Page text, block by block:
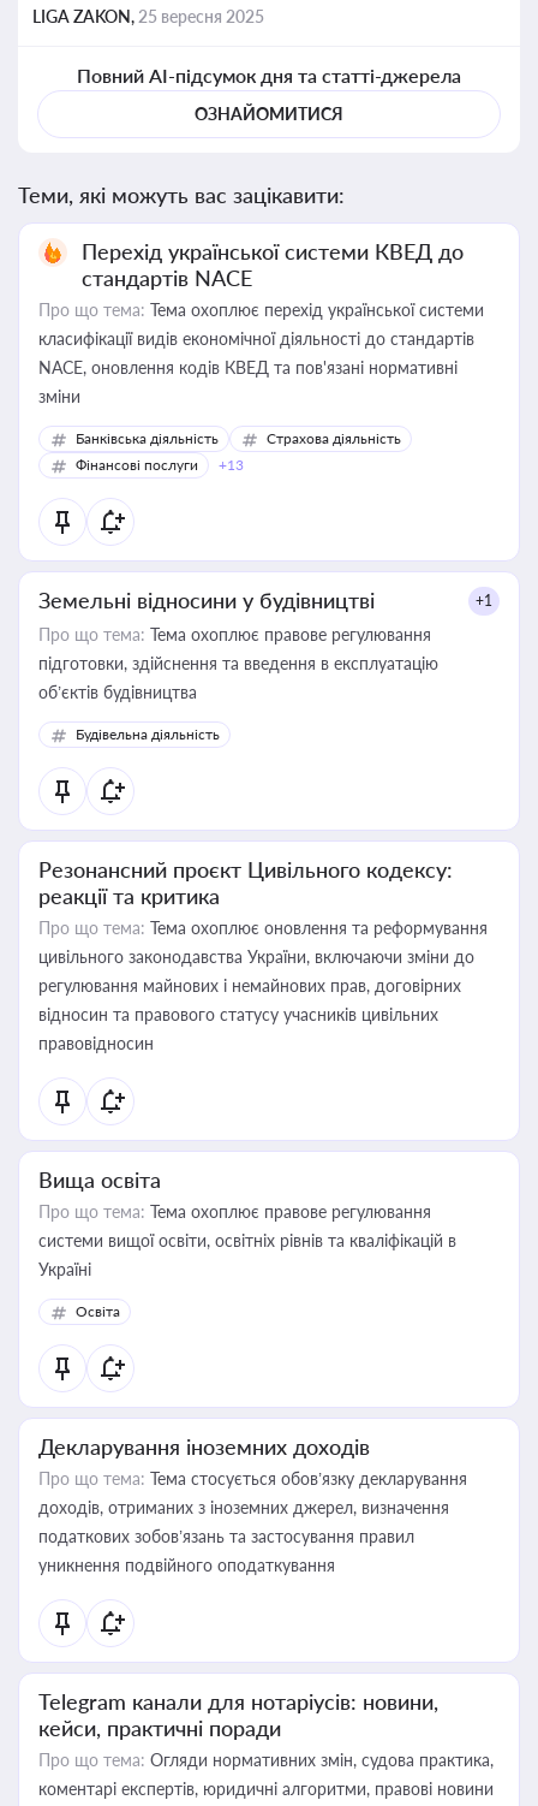
LIGA ZAKON, 25 вересня 2025
Повний AI-підсумок дня та статті-джерела
ОЗНАЙОМИТИСЯ
Теми, які можуть вас зацікавити:
Перехід української системи КВЕД до
стандартів NACE
Про що тема: Тема охоплює перехід української системи
класифікації видів економічної діяльності до стандартів
NACE, оновлення кодів КВЕД та пов'язані нормативні
зміни
Банківська діяльність
Страхова діяльність
Фінансові послуги
+13
Земельні відносини у будівництві +1
Про що тема: Тема охоплює правове регулювання
підготовки, здійснення та введення в експлуатацію
об’єктів будівництва
Будівельна діяльність
Резонансний проєкт Цивільного кодексу:
реакції та критика
Про що тема: Тема охоплює оновлення та реформування
цивільного законодавства України, включаючи зміни до
регулювання майнових і немайнових прав, договірних
відносин та правового статусу учасників цивільних
правовідносин
Вища освіта
Про що тема: Тема охоплює правове регулювання
системи вищої освіти, освітніх рівнів та кваліфікацій в
Україні
Освіта
Декларування іноземних доходів
Про що тема: Тема стосується обов’язку декларування
доходів, отриманих з іноземних джерел, визначення
податкових зобов’язань та застосування правил
уникнення подвійного оподаткування
Telegram канали для нотаріусів: новини,
кейси, практичні поради
Про що тема: Огляди нормативних змін, судова практика,
коментарі експертів, юридичні алгоритми, правові новини